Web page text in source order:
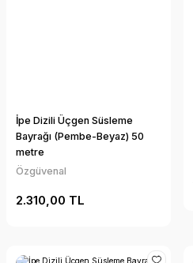
İpe Dizili Üçgen Süsleme
Bayrağı (Pembe-Beyaz) 50
metre
Özgüvenal
2.310,00 TL